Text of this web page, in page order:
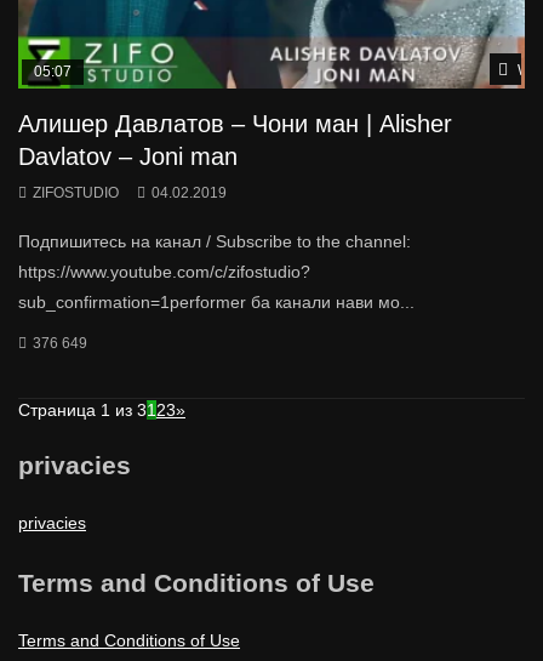
05:07
Алишер Давлатов – Чони ман | Alisher
Davlatov – Joni man
ZIFOSTUDIO 04.02.2019
Подпишитесь на канал / Subscribe to the channel:
https://www.youtube.com/c/zifostudio?
sub_confirmation=1performer ба канали нави мо...
376 649
Страница 1 из 3123»
privacies
privacies
Terms and Conditions of Use
Terms and Conditions of Use